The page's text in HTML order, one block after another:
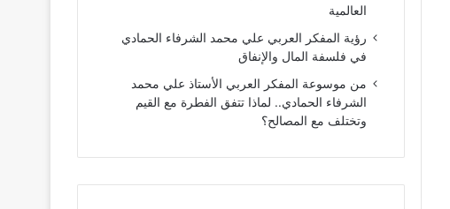
العالمية
رؤية المفكر العربي علي محمد الشرفاء الحمادي
في فلسفة المال والإنفاق
من موسوعة المفكر العربي الأستاذ علي محمد
الشرفاء الحمادي.. لماذا تتفق الفطرة مع القيم
وتختلف مع المصالح؟